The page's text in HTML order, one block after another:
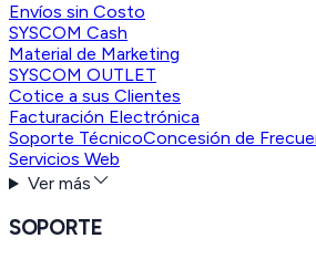
Envíos sin Costo
SYSCOM Cash
Material de Marketing
SYSCOM OUTLET
Cotice a sus Clientes
Facturación Electrónica
Soporte TécnicoConcesión de
Servicios Web
Ver más
SOPORTE